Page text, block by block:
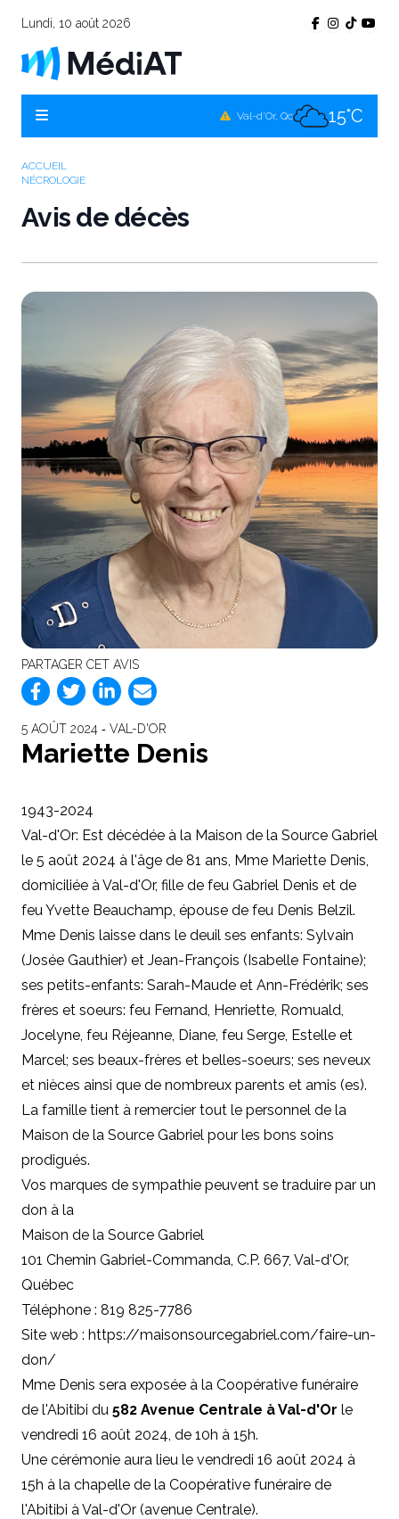
Lundi, 10 août 2026
Val-d'Or, Qc 15°C
ACCUEIL
NÉCROLOGIE
Avis de décès
PARTAGER CET AVIS
5 AOÛT 2024 ‐ VAL-D'OR
Mariette Denis
1943-2024
Val-d'Or: Est décédée à la Maison de la Source Gabriel
le 5 août 2024 à l'âge de 81 ans, Mme Mariette Denis,
domiciliée à Val-d'Or, fille de feu Gabriel Denis et de
feu Yvette Beauchamp, épouse de feu Denis Belzil.
Mme Denis laisse dans le deuil ses enfants: Sylvain
(Josée Gauthier) et Jean-François (Isabelle Fontaine);
ses petits-enfants: Sarah-Maude et Ann-Frédérik; ses
frères et soeurs: feu Fernand, Henriette, Romuald,
Jocelyne, feu Réjeanne, Diane, feu Serge, Estelle et
Marcel; ses beaux-frères et belles-soeurs; ses neveux
et nièces ainsi que de nombreux parents et amis (es).
La famille tient à remercier tout le personnel de la
Maison de la Source Gabriel pour les bons soins
prodigués.
Vos marques de sympathie peuvent se traduire par un
don à la
Maison de la Source Gabriel
101 Chemin Gabriel-Commanda, C.P. 667, Val-d'Or,
Québec
Téléphone : 819 825-7786
Site web : https://maisonsourcegabriel.com/faire-un-
don/
Mme Denis sera exposée à la Coopérative funéraire
de l'Abitibi du 582 Avenue Centrale à Val-d'Or le
vendredi 16 août 2024, de 10h à 15h.
Une cérémonie aura lieu le vendredi 16 août 2024 à
15h à la chapelle de la Coopérative funéraire de
l'Abitibi à Val-d'Or (avenue Centrale).